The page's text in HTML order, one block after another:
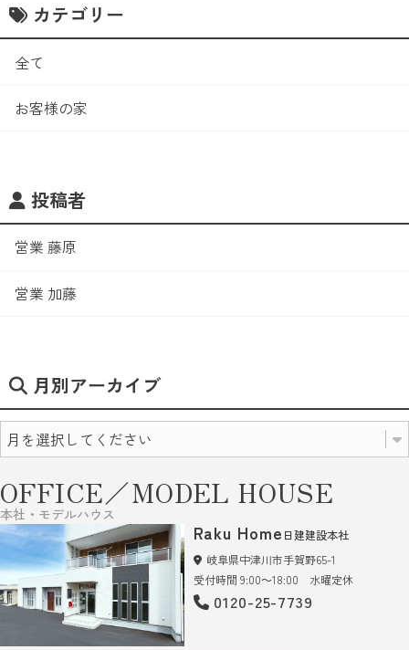
カテゴリー
全て
お客様の家
投稿者
営業 藤原
営業 加藤
月別アーカイブ
OFFICE／MODEL HOUSE
本社・モデルハウス
Raku Home 日建建設本社
岐阜県中津川市手賀野65-1
受付時間 9:00～18:00 水曜定休
0120-25-7739